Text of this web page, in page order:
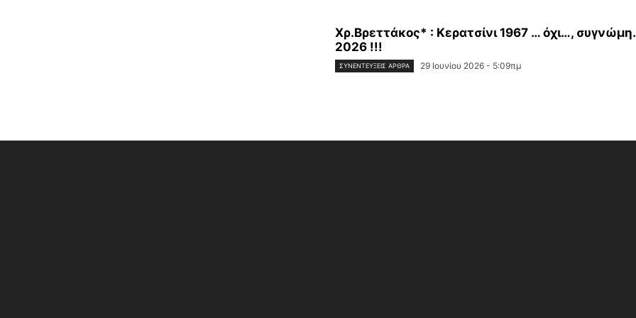
Χρ.Βρεττάκος* : Κερατσίνι 1967 … όχι…,
2026 !!!
ΣΥΝΕΝΤΕΎΞΕΙΣ ΆΡΘΡΑ 29 Ιουνίου 2026 - 5:09πμ